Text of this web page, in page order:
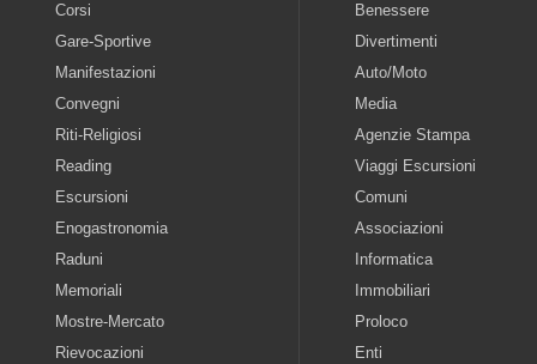
Corsi
Gare-Sportive
Manifestazioni
Convegni
Riti-Religiosi
Reading
Escursioni
Enogastronomia
Raduni
Memoriali
Mostre-Mercato
Rievocazioni
Benessere
Divertimenti
Auto/Moto
Media
Agenzie Stampa
Viaggi Escursioni
Comuni
Associazioni
Informatica
Immobiliari
Proloco
Enti